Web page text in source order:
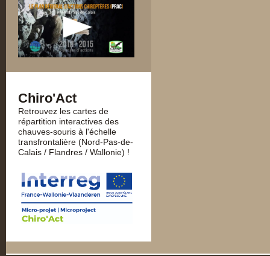
Chiro'Act
Retrouvez les cartes de
répartition interactives des
chauves-souris à l'échelle
transfrontalière (Nord-Pas-de-
Calais / Flandres / Wallonie) !